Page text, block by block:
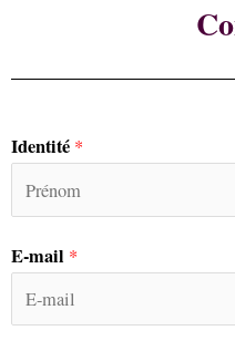
Identité *
E-mail *